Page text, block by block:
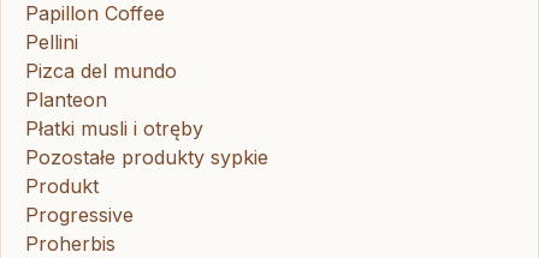
Papillon Coffee
Pellini
Pizca del mundo
Planteon
Płatki musli i otręby
Pozostałe produkty sypkie
Produkt
Progressive
Proherbis